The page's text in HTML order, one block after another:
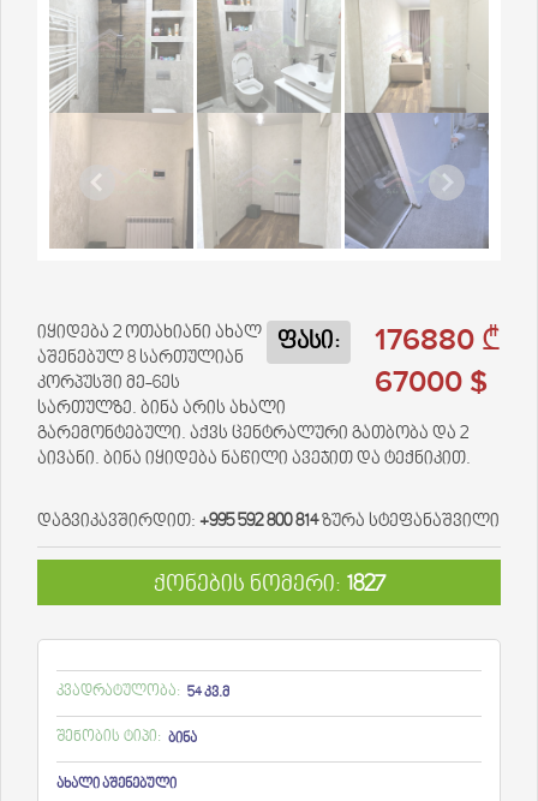
176880 ₾
67000 $
ფასი:
იყიდება 2 ოთახიანი ახალ
აშენებულ 8 სართულიან
კორპუსში მე-6ეს
სართულზე. ბინა არის ახალი
გარემონტებული. აქვს ცენტრალური გათბობა და 2
აივანი. ბინა იყიდება ნაწილი ავეჯით და ტექნიკით.
დაგვიკავშირდით: +995 592 800 814ზურა სტეფანაშვილი
ქონების ნომერი: 1827
კვადრატულობა: 54 კვ.მ
შენობის ტიპი: ბინა
ახალი აშენებული